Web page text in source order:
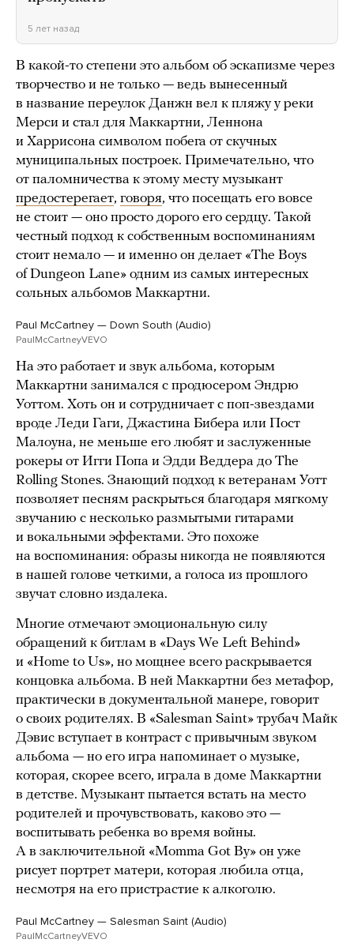
5 лет назад
В какой-то степени это альбом об эскапизме через
творчество и не только — ведь вынесенный
в название переулок Данжн вел к пляжу у реки
Мерси и стал для Маккартни, Леннона
и Харрисона символом побега от скучных
муниципальных построек. Примечательно, что
от паломничества к этому месту музыкант
предостерегает, говоря, что посещать его вовсе
не стоит — оно просто дорого его сердцу. Такой
честный подход к собственным воспоминаниям
стоит немало — и именно он делает «The Boys
of Dungeon Lane» одним из самых интересных
сольных альбомов Маккартни.
Paul McCartney — Down South (Audio)
PaulMcCartneyVEVO
На это работает и звук альбома, которым
Маккартни занимался с продюсером Эндрю
Уоттом. Хоть он и сотрудничает с поп-звездами
вроде Леди Гаги, Джастина Бибера или Пост
Малоуна, не меньше его любят и заслуженные
рокеры от Игги Попа и Эдди Веддера до The
Rolling Stones. Знающий подход к ветеранам Уотт
позволяет песням раскрыться благодаря мягкому
звучанию с несколько размытыми гитарами
и вокальными эффектами. Это похоже
на воспоминания: образы никогда не появляются
в нашей голове четкими, а голоса из прошлого
звучат словно издалека.
Многие отмечают эмоциональную силу
обращений к битлам в «Days We Left Behind»
и «Home to Us», но мощнее всего раскрывается
концовка альбома. В ней Маккартни без метафор,
практически в документальной манере, говорит
о своих родителях. В «Salesman Saint» трубач Майк
Дэвис вступает в контраст с привычным звуком
альбома — но его игра напоминает о музыке,
которая, скорее всего, играла в доме Маккартни
в детстве. Музыкант пытается встать на место
родителей и прочувствовать, каково это —
воспитывать ребенка во время войны.
А в заключительной «Momma Got By» он уже
рисует портрет матери, которая любила отца,
несмотря на его пристрастие к алкоголю.
Paul McCartney — Salesman Saint (Audio)
PaulMcCartneyVEVO